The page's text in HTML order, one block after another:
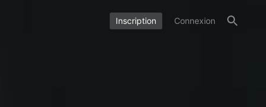
Inscription Connexion